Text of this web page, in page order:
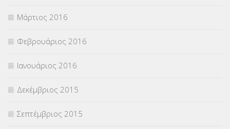
Μάρτιος 2016
Φεβρουάριος 2016
Ιανουάριος 2016
Δεκέμβριος 2015
Σεπτέμβριος 2015